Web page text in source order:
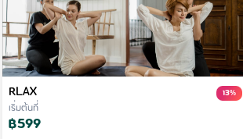
RLAX 13%
เริ่มต้นที่
฿599